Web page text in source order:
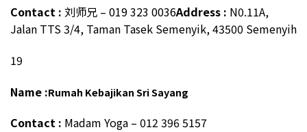
Contact : 刘师兄 – 019 323 0036Address : N0.11A,
Jalan TTS 3/4, Taman Tasek Semenyik, 43500 Semenyih
19
Name :Rumah Kebajikan Sri Sayang
Contact : Madam Yoga – 012 396 5157